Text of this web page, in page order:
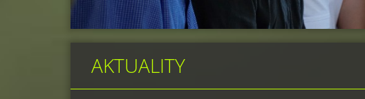
AKTUALITY